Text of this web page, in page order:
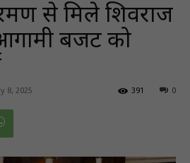
से मिले शिवराज
बजट को
8, 2025 0
391